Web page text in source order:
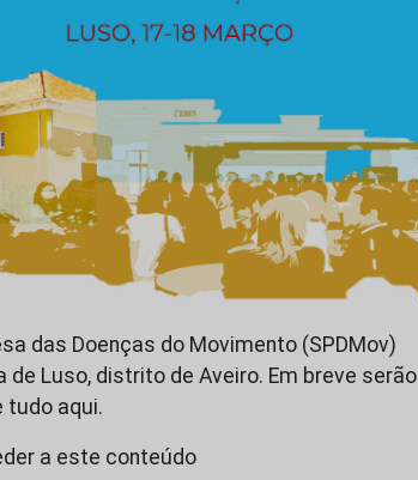
das Doenças do Movimento (SPDMov)
Luso, distrito de Aveiro. Em breve serão
tudo aqui.
a este conteúdo